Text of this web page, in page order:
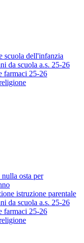
scuola dell'infanzia
da scuola a.s. 25-26
farmaci 25-26
osta per
istruzione parentale
da scuola a.s. 25-26
farmaci 25-26